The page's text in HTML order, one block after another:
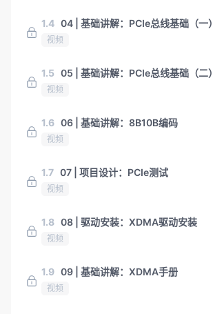
1.4 04 | 基础讲解：PCIe总线基础（一）
视频
1.5 05 | 基础讲解：PCIe总线基础（二）
视频
1.6 06 | 基础讲解：8B10B编码
视频
1.7 07 | 项目设计：PCIe测试
视频
1.8 08 | 驱动安装：XDMA驱动安装
视频
1.9 09 | 基础讲解：XDMA手册
视频